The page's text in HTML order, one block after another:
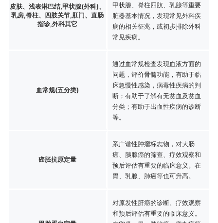
皮肤、浅表淋巴结,甲状腺(外科)、
乳房,脊柱、四肢关节,肛门、直肠
指诊,外科其它
甲状腺、脊柱四肢、乳腺等重要
脏器基本情况，发现常见外科疾
病的相关征兆，或初步排除外科
常见疾病。
血常规(五分类)
通过血常规检查发现血液方面的
问题，评价骨髓功能，有助于临
床急慢性感染，病毒性疾病的判
断；有助于了解有无贫血及贫血
分类；有助于出血性疾病的诊断
等。
癌胚抗原定量
系广谱性肿瘤标志物，对大肠
癌、胰腺癌的筛查、疗效观察和
预后评估有重要的临床意义。在
胃、乳腺、肺癌等也可升高。
对原发性肝癌的诊断、疗效观察
和预后评估有重要的临床意义。